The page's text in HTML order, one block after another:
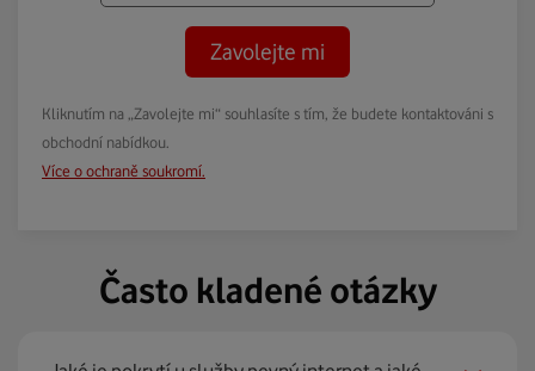
Zavolejte mi
Kliknutím na „Zavolejte mi“ souhlasíte s tím, že budete kontaktováni s
obchodní nabídkou.
Více o ochraně soukromí.
Často kladené otázky